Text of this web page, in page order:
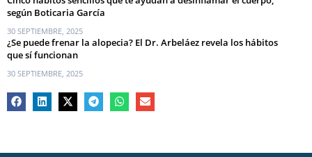
según Boticaria García
30 SEPTIEMBRE, 2025
¿Se puede frenar la alopecia? El Dr. Arbeláez revela los hábitos
que sí funcionan
30 SEPTIEMBRE, 2025